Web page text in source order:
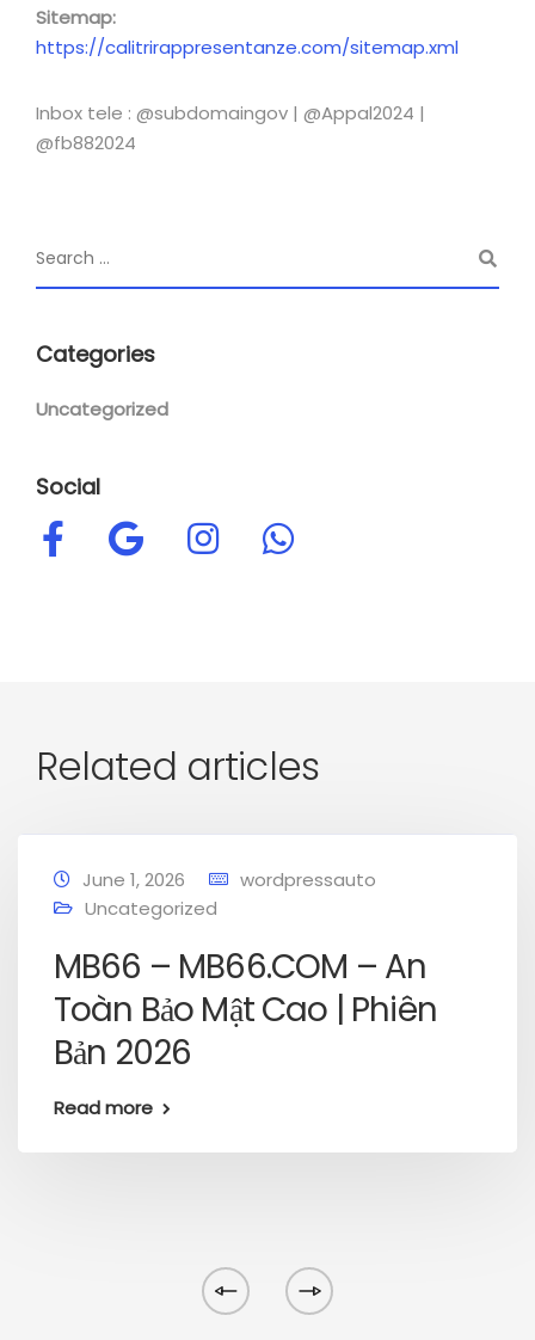
Sitemap:
https://calitrirappresentanze.com/sitemap.xml
Inbox tele : @subdomaingov | @Appal2024 |
@fb882024
Categories
Uncategorized
Social
Related articles
June 1, 2026
wordpressauto
Uncategorized
MB66 – MB66.COM – An
Toàn Bảo Mật Cao | Phiên
Bản 2026
Read more